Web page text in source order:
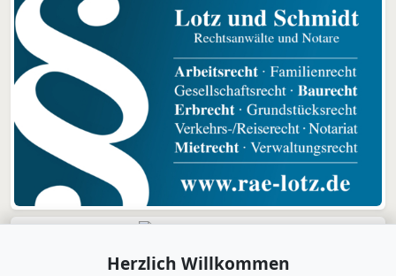
Herzlich Willkommen